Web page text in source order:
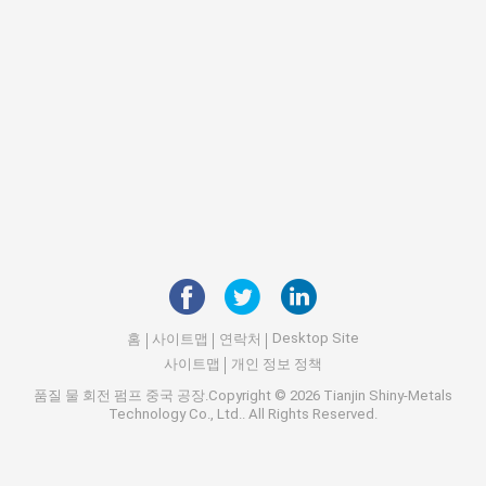
홈 사이트맵 연락처
Desktop Site
사이트맵
개인 정보 정책
품질 물 회전 펌프 중국 공장.Copyright © 2026 Tianjin Shiny-Metals
Technology Co., Ltd.. All Rights Reserved.